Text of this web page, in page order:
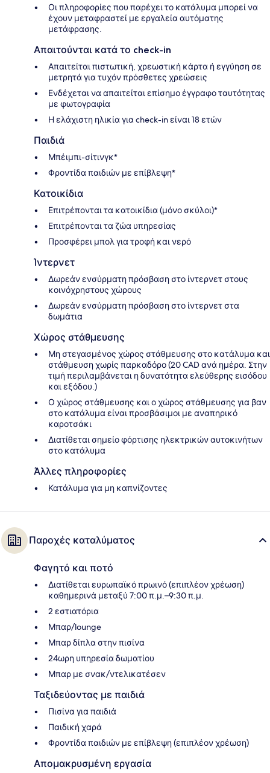
Οι πληροφορίες που παρέχει το κατάλυμα μπορεί να
έχουν μεταφραστεί με εργαλεία αυτόματης
μετάφρασης.
Απαιτούνται κατά το check-in
Απαιτείται πιστωτική, χρεωστική κάρτα ή εγγύηση σε
μετρητά για τυχόν πρόσθετες χρεώσεις
Ενδέχεται να απαιτείται επίσημο έγγραφο ταυτότητας
με φωτογραφία
Η ελάχιστη ηλικία για check-in είναι 18 ετών
Παιδιά
Μπέιμπι-σίτινγκ*
Φροντίδα παιδιών με επίβλεψη*
Κατοικίδια
Επιτρέπονται τα κατοικίδια (μόνο σκύλοι)*
Επιτρέπονται τα ζώα υπηρεσίας
Προσφέρει μπολ για τροφή και νερό
Ίντερνετ
Δωρεάν ενσύρματη πρόσβαση στο ίντερνετ στους
κοινόχρηστους χώρους
Δωρεάν ενσύρματη πρόσβαση στο ίντερνετ στα
δωμάτια
Χώρος στάθμευσης
Μη στεγασμένος χώρος στάθμευσης στο κατάλυμα και
στάθμευση χωρίς παρκαδόρο (20 CAD ανά ημέρα. Στην
τιμή περιλαμβάνεται η δυνατότητα ελεύθερης εισόδου
και εξόδου.)
Ο χώρος στάθμευσης και ο χώρος στάθμευσης για βαν
στο κατάλυμα είναι προσβάσιμοι με αναπηρικό
καροτσάκι
Διατίθεται σημείο φόρτισης ηλεκτρικών αυτοκινήτων
στο κατάλυμα
Άλλες πληροφορίες
Κατάλυμα για μη καπνίζοντες
Παροχές καταλύματος
Φαγητό και ποτό
Διατίθεται ευρωπαϊκό πρωινό (επιπλέον χρέωση)
καθημερινά μεταξύ 7:00 π.μ.–9:30 π.μ.
2 εστιατόρια
Μπαρ/lounge
Μπαρ δίπλα στην πισίνα
24ωρη υπηρεσία δωματίου
Μπαρ με σνακ/ντελικατέσεν
Ταξιδεύοντας με παιδιά
Πισίνα για παιδιά
Παιδική χαρά
Φροντίδα παιδιών με επίβλεψη (επιπλέον χρέωση)
Απομακρυσμένη εργασία